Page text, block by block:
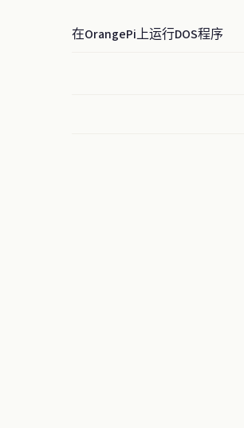
在OrangePi上运行DOS程序